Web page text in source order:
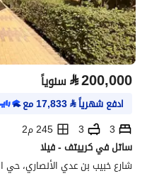
⃁200,000 سنوياً
ادفع شهرياً⃁
17,833مع
3
3
245 م2
ساتل في كرييتف - فيلا
شارع خبيب بن عدي الأنصاري، حي